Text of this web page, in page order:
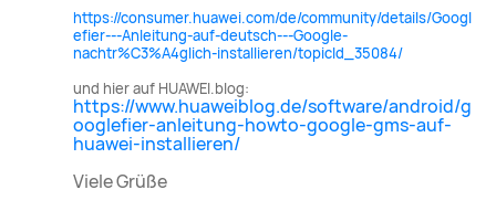
https://consumer.huawei.com/de/community/details/Googl
efier---Anleitung-auf-deutsch---Google-
nachtr%C3%A4glich-installieren/topicId_35084/
und hier auf HUAWEI.blog:
https://www.huaweiblog.de/software/android/g
ooglefier-anleitung-howto-google-gms-auf-
huawei-installieren/
Viele Grüße